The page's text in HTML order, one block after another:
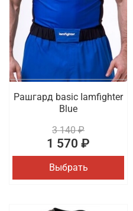
Рашгард basic Iamfighter
Blue
3 140 ₽
1 570 ₽
Выбрать